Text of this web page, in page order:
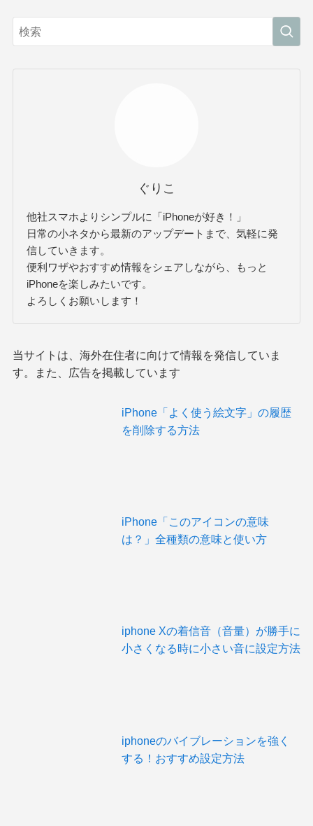
ぐりこ
他社スマホよりシンプルに「iPhoneが好き！」
日常の小ネタから最新のアップデートまで、気軽に発
信していきます。
便利ワザやおすすめ情報をシェアしながら、もっと
iPhoneを楽しみたいです。
よろしくお願いします！
当サイトは、海外在住者に向けて情報を発信していま
す。また、広告を掲載しています
iPhone「よく使う絵文字」の履歴
を削除する方法
iPhone「このアイコンの意味
は？」全種類の意味と使い方
iphone Xの着信音（音量）が勝手に
小さくなる時に小さい音に設定方法
iphoneのバイブレーションを強く
する！おすすめ設定方法